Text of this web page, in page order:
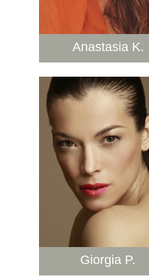
Anastasia K.
Giorgia P.